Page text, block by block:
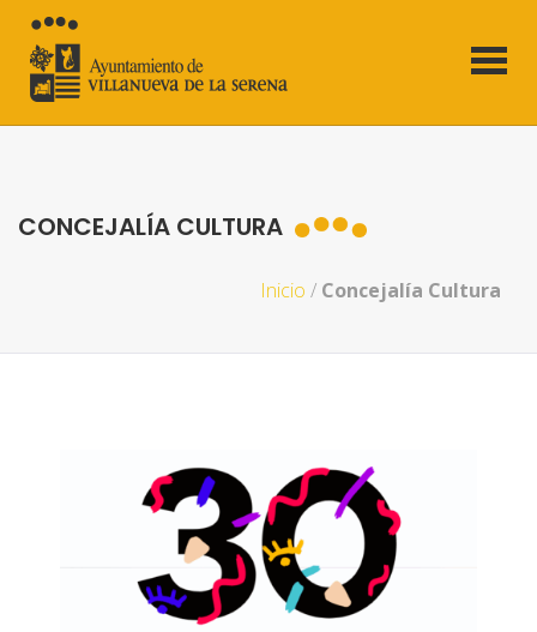
CONCEJALÍA CULTURA
Inicio / Concejalía Cultura